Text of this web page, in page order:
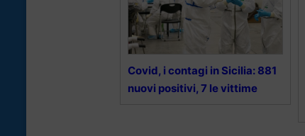
Covid, i contagi in Sicilia: 881
nuovi positivi, 7 le vittime